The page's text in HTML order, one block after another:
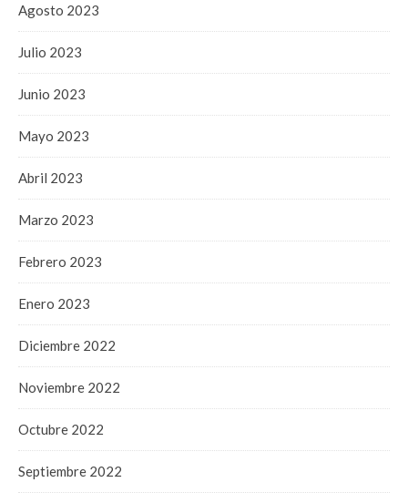
Agosto 2023
Julio 2023
Junio 2023
Mayo 2023
Abril 2023
Marzo 2023
Febrero 2023
Enero 2023
Diciembre 2022
Noviembre 2022
Octubre 2022
Septiembre 2022